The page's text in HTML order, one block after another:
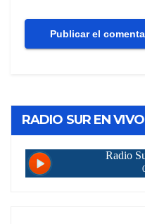
RADIO SUR EN VIVO